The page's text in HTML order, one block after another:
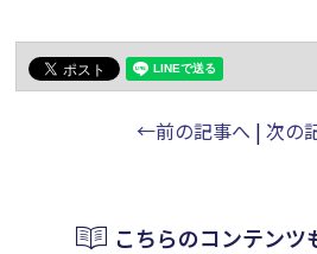
←前の記事へ | 次の
こちらのコンテンツ